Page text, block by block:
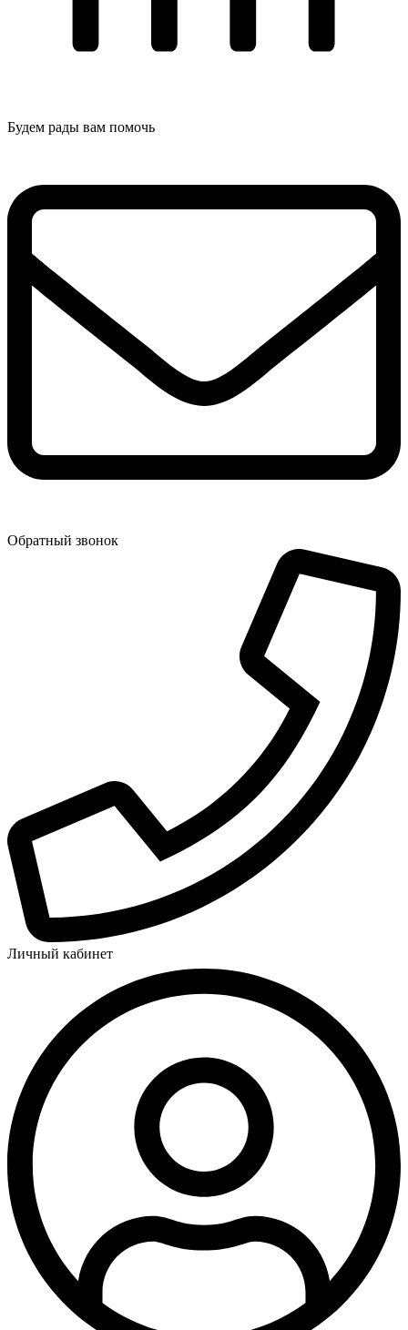
Будем рады вам помочь
Обратный звонок
Личный кабинет